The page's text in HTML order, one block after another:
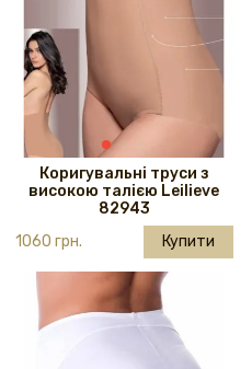
Коригувальні труси з
високою талією Leilieve
82943
1060 грн.
Купити